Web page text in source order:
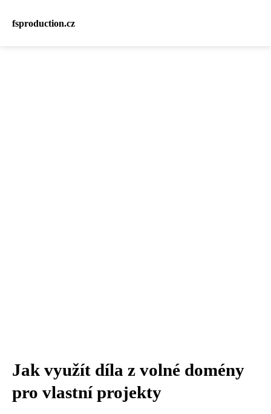
fsproduction.cz
Jak využít díla z volné domény
pro vlastní projekty